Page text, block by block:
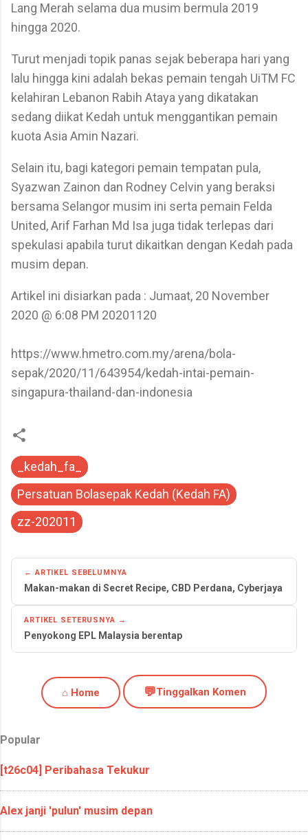
Lang Merah selama dua musim bermula 2019
hingga 2020.
Turut menjadi topik panas sejak beberapa hari yang
lalu hingga kini adalah bekas pemain tengah UiTM FC
kelahiran Lebanon Rabih Ataya yang dikatakan
sedang diikat Kedah untuk menggantikan pemain
kuota Asia Amin Nazari.
Selain itu, bagi kategori pemain tempatan pula,
Syazwan Zainon dan Rodney Celvin yang beraksi
bersama Selangor musim ini serta pemain Felda
United, Arif Farhan Md Isa juga tidak terlepas dari
spekulasi apabila turut dikaitkan dengan Kedah pada
musim depan.
Artikel ini disiarkan pada : Jumaat, 20 November
2020 @ 6:08 PM 20201120
https://www.hmetro.com.my/arena/bola-
sepak/2020/11/643954/kedah-intai-pemain-
singapura-thailand-dan-indonesia
_kedah_fa_
Persatuan Bolasepak Kedah (Kedah FA)
zz-202011
← ARTIKEL SEBELUMNYA
Makan-makan di Secret Recipe, CBD Perdana, Cyberjaya
ARTIKEL SETERUSNYA →
Penyokong EPL Malaysia berentap
⌂ Home 💬Tinggalkan Komen
Popular
[t26c04] Peribahasa Tekukur
Alex janji 'pulun' musim depan